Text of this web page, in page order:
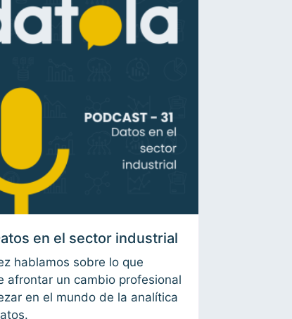
en el sector industrial
hablamos sobre lo que
afrontar un cambio profesional
en el mundo de la analítica